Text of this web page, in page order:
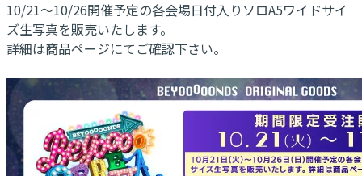
10/21～10/26開催予定の各会場日付入りソロA5ワイドサイ
ズ生写真を販売いたします。
詳細は商品ページにてご確認下さい。